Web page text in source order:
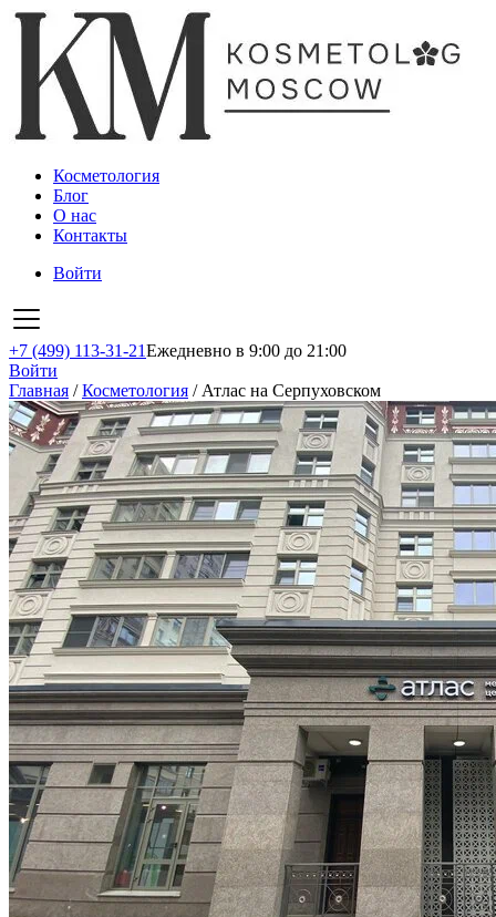
Косметология
Блог
О нас
Контакты
Войти
+7 (499) 113-31-21Ежедневно в 9:00 до 21:00
Войти
Главная /Косметология / Атлас на Серпуховском